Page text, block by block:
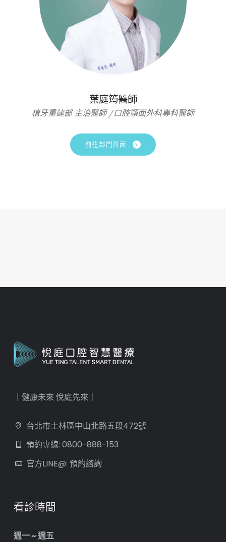
葉庭筠醫師
植牙重建部 主治醫師 /口腔顎面外科專科醫師
前往部門頁面
｜健康未來 悅庭先來｜
台北市士林區中山北路五段472號
預約專線: 0800-888-153
官方LINE@: 預約諮詢
看診時間
週一 ~ 週五